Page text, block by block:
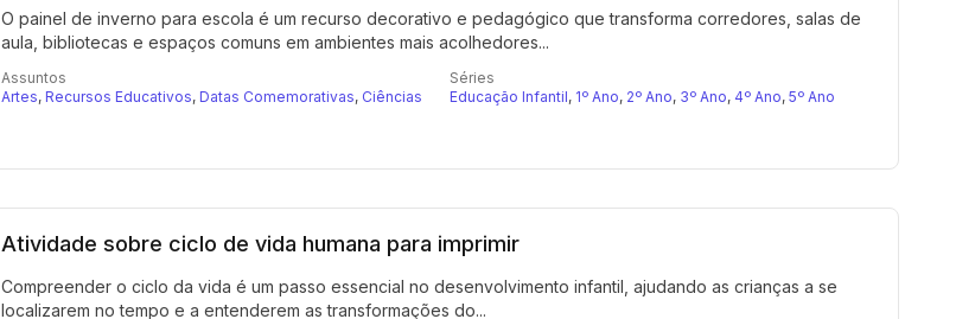
O painel de inverno para escola é um recurso decorativo e pedagógico que transforma corredores, salas de
aula, bibliotecas e espaços comuns em ambientes mais acolhedores...
Assuntos
Artes, Recursos Educativos, Datas Comemorativas, Ciências
Séries
Educação Infantil, 1º Ano, 2º Ano, 3º Ano, 4º Ano, 5º Ano
Atividade sobre ciclo de vida humana para imprimir
Compreender o ciclo da vida é um passo essencial no desenvolvimento infantil, ajudando as crianças a se
localizarem no tempo e a entenderem as transformações do...